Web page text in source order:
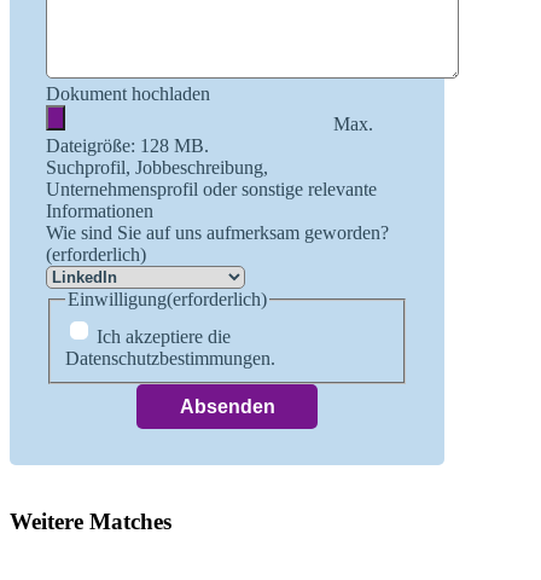
Dokument hochladen
Max.
Dateigröße: 128 MB.
Suchprofil, Jobbeschreibung,
Unternehmensprofil oder sonstige relevante
Informationen
Wie sind Sie auf uns aufmerksam geworden?
(erforderlich)
Einwilligung(erforderlich)
Ich akzeptiere die
Datenschutzbestimmungen.
Weitere Matches